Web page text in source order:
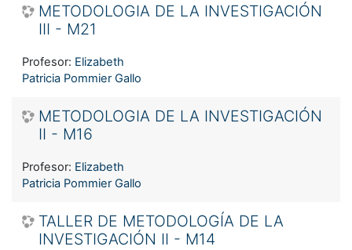
METODOLOGIA DE LA INVESTIGACIÓN
III - M21
Profesor: Elizabeth
Patricia Pommier Gallo
METODOLOGIA DE LA INVESTIGACIÓN
II - M16
Profesor: Elizabeth
Patricia Pommier Gallo
TALLER DE METODOLOGÍA DE LA
INVESTIGACIÓN II - M14